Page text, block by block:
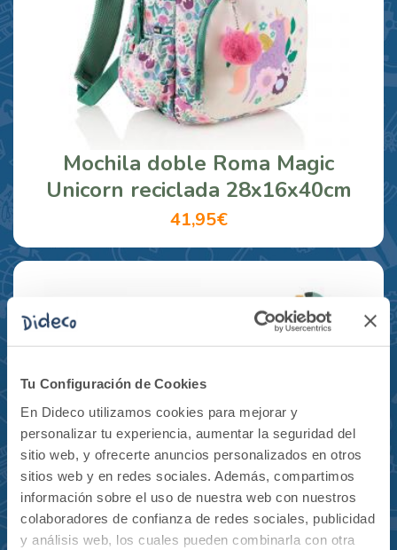
Tu Configuración de Cookies
En Dideco utilizamos cookies para mejorar y
personalizar tu experiencia, aumentar la seguridad del
sitio web, y ofrecerte anuncios personalizados en otros
sitios web y en redes sociales. Además, compartimos
información sobre el uso de nuestra web con nuestros
colaboradores de confianza de redes sociales, publicidad
y análisis web, los cuales pueden combinarla con otra
Mochila doble Roma Magic
Unicorn reciclada 28x16x40cm
41,95€